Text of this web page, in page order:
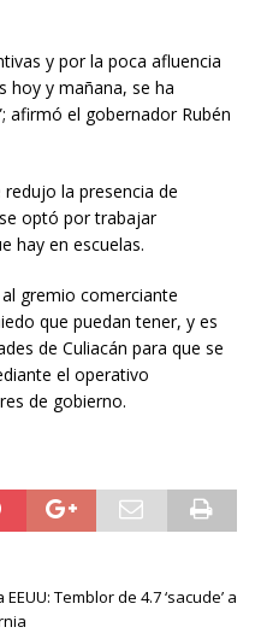
y por la poca afluencia
hoy y mañana, se ha
afirmó el gobernador Rubén
la presencia de
optó por trabajar
hay en escuelas.
gremio comerciante
que puedan tener, y es
de Culiacán para que se
el operativo
de gobierno.
Temblor de 4.7 ‘sacude’ a